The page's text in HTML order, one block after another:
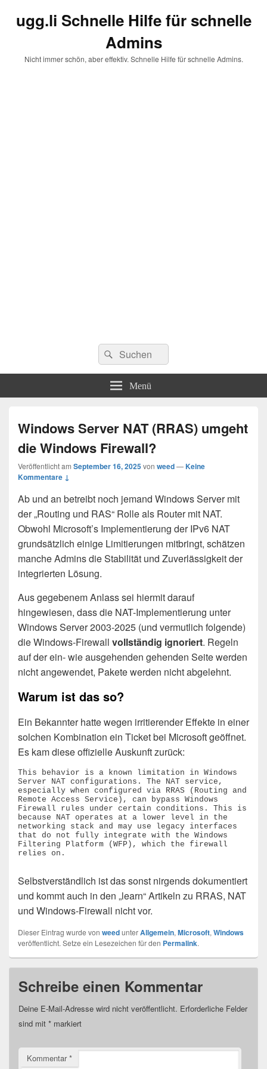
ugg.li Schnelle Hilfe für schnelle
Admins
Nicht immer schön, aber effektiv. Schnelle Hilfe für schnelle Admins.
Suchen
nach:
Suchen
Menü
Windows Server NAT (RRAS) umgeht
die Windows Firewall?
Veröffentlicht am September 16, 2025von weed—Keine
Kommentare ↓
Ab und an betreibt noch jemand Windows Server mit
der „Routing und RAS“ Rolle als Router mit NAT.
Obwohl Microsoft’s Implementierung der IPv6 NAT
grundsätzlich einige Limitierungen mitbringt, schätzen
manche Admins die Stabilität und Zuverlässigkeit der
integrierten Lösung.
Aus gegebenem Anlass sei hiermit darauf
hingewiesen, dass die NAT-Implementierung unter
Windows Server 2003-2025 (und vermutlich folgende)
die Windows-Firewall vollständig ignoriert. Regeln
auf der ein- wie ausgehenden gehenden Seite werden
nicht angewendet, Pakete werden nicht abgelehnt.
Warum ist das so?
Ein Bekannter hatte wegen irritierender Effekte in einer
solchen Kombination ein Ticket bei Microsoft geöffnet.
Es kam diese offizielle Auskunft zurück:
This behavior is a known limitation in Windows
Server NAT configurations. The NAT service,
especially when configured via RRAS (Routing and
Remote Access Service), can bypass Windows
Firewall rules under certain conditions. This is
because NAT operates at a lower level in the
networking stack and may use legacy interfaces
that do not fully integrate with the Windows
Filtering Platform (WFP), which the firewall
relies on.
Selbstverständlich ist das sonst nirgends dokumentiert
und kommt auch in den „learn“ Artikeln zu RRAS, NAT
und Windows-Firewall nicht vor.
Dieser Eintrag wurde von weedunterAllgemein, Microsoft, Windows
veröffentlicht. Setze ein Lesezeichen für den Permalink.
Schreibe einen Kommentar
Deine E-Mail-Adresse wird nicht veröffentlicht. Erforderliche Felder
sind mit * markiert
Kommentar*